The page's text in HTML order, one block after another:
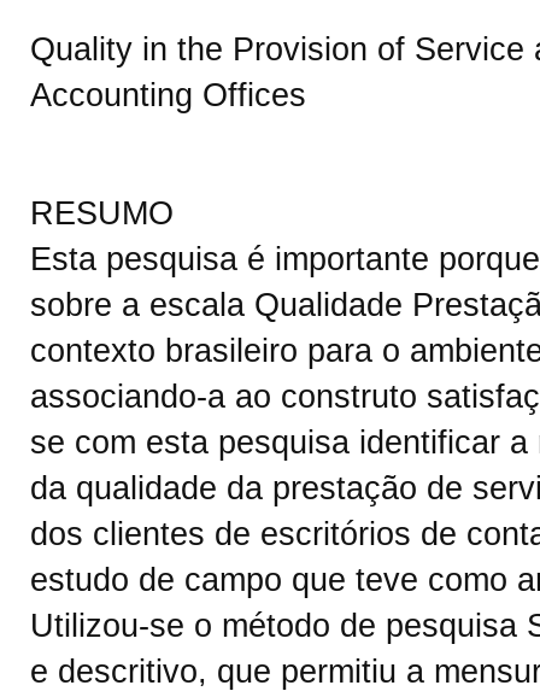
Quality in the Provision of
Accounting Offices
RESUMO
Esta pesquisa é importante
sobre a escala Qualidade
contexto brasileiro para o
associando-a ao construto
se com esta pesquisa identificar
da qualidade da prestação de
dos clientes de escritórios de
estudo de campo que teve como
Utilizou-se o método de pesquisa
e descritivo, que permitiu a